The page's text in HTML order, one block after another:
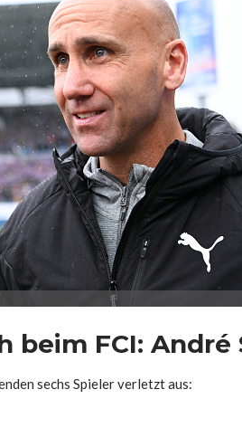
beim FCI:
sechs Spieler verletzt aus: